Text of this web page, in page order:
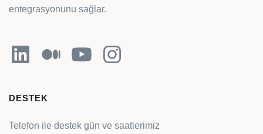
entegrasyonunu sağlar.
LinkedInOrta YouTubeInstagram
DESTEK
Telefon ile destek gün ve saatlerimiz